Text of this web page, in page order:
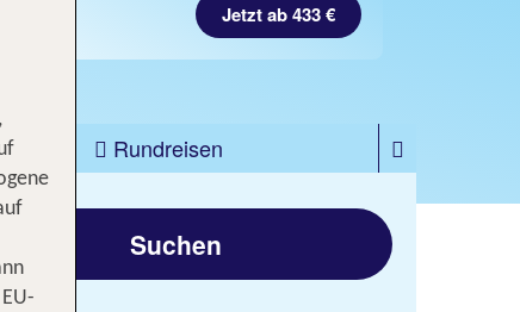
Jetzt ab 433 €
Rundreisen
Suchen